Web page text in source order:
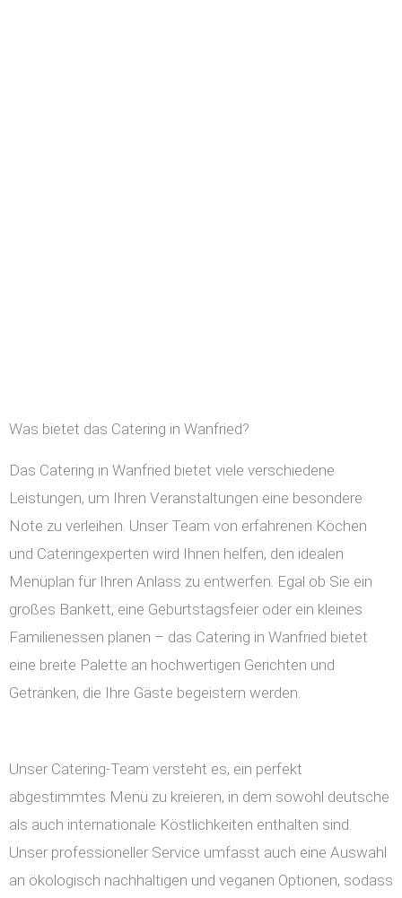
Was bietet das Catering in Wanfried?
Das Catering in Wanfried bietet viele verschiedene
Leistungen, um Ihren Veranstaltungen eine besondere
Note zu verleihen. Unser Team von erfahrenen Köchen
und Cateringexperten wird Ihnen helfen, den idealen
Menüplan für Ihren Anlass zu entwerfen. Egal ob Sie ein
großes Bankett, eine Geburtstagsfeier oder ein kleines
Familienessen planen – das Catering in Wanfried bietet
eine breite Palette an hochwertigen Gerichten und
Getränken, die Ihre Gäste begeistern werden.
Unser Catering-Team versteht es, ein perfekt
abgestimmtes Menü zu kreieren, in dem sowohl deutsche
als auch internationale Köstlichkeiten enthalten sind.
Unser professioneller Service umfasst auch eine Auswahl
an ökologisch nachhaltigen und veganen Optionen, sodass